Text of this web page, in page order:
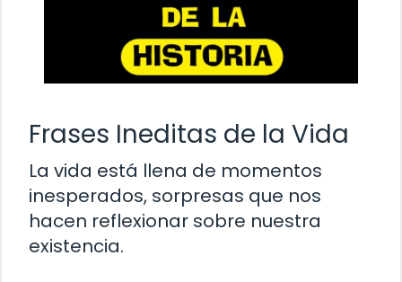
Frases Ineditas de la Vida
La vida está llena de momentos
inesperados, sorpresas que nos
hacen reflexionar sobre nuestra
existencia.